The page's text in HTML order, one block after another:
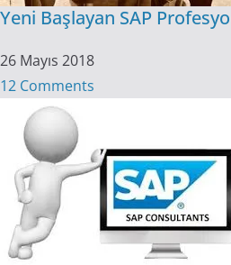
Yeni Başlayan SAP
26 Mayıs 2018
12 Comments